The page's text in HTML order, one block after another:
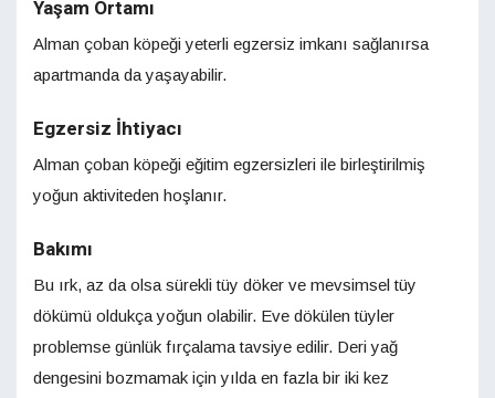
Yaşam Ortamı
Alman çoban köpeği yeterli egzersiz imkanı sağlanırsa
apartmanda da yaşayabilir.
Egzersiz İhtiyacı
Alman çoban köpeği eğitim egzersizleri ile birleştirilmiş
yoğun aktiviteden hoşlanır.
Bakımı
Bu ırk, az da olsa sürekli tüy döker ve mevsimsel tüy
dökümü oldukça yoğun olabilir. Eve dökülen tüyler
problemse günlük fırçalama tavsiye edilir. Deri yağ
dengesini bozmamak için yılda en fazla bir iki kez